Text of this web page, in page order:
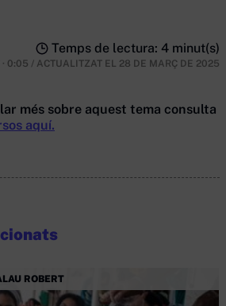
Temps de lectura: 4 minut(s)
0:05 / ACTUALITZAT EL 28 DE MARÇ DE 2025
més sobre aquest tema consulta
aquí.
ROBERT